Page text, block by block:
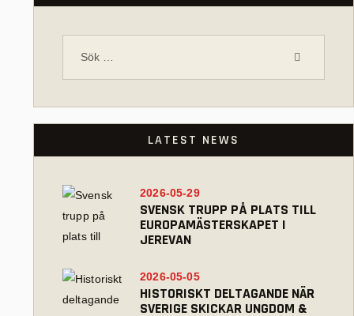
LATEST NEWS
SVENSK TRUPP PÅ PLATS TILL
EUROPAMÄSTERSKAPET I
JEREVAN
2026-05-29
HISTORISKT DELTAGANDE NÄR
SVERIGE SKICKAR UNGDOM &
2026-05-05